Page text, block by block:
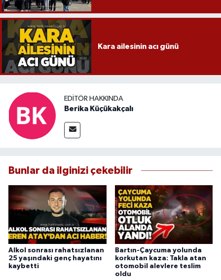
Kara ailesinin acı günü
EDITÖR HAKKINDA
Berika Küçükakçalı
Bunlar da ilginizi çekebilir
Alkol sonrası rahatsızlanan
25 yaşındaki genç hayatını
kaybetti
Bartın-Çaycuma yolunda
korkutan kaza: Takla atan
otomobil alevlere teslim
oldu